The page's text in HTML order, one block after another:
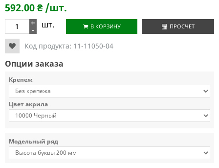
592.00₴ /шт.
+
- шт. В КОРЗИНУ ПРОСЧЕТ
Код продукта: 11-11050-04
Опции заказа
Крепеж
Цвет акрила
Модельный ряд